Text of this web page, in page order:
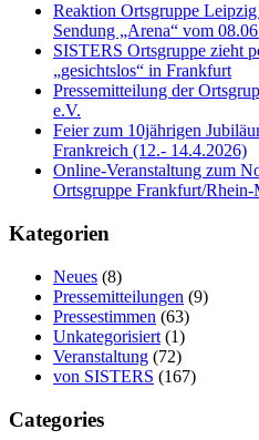
Reaktion Ortsgruppe
Sendung „Arena“ vom
SISTERS Ortsgruppe zieht
„gesichtslos“ in Frankfurt
Pressemitteilung der
e.V.
Feier zum 10jährigen
Frankreich (12.- 14.4.2026)
Online-Veranstaltung zum
Ortsgruppe Frankfurt/Rhein-
Kategorien
Neues (8)
Pressemitteilungen (9)
Pressestimmen (63)
Unkategorisiert (1)
Veranstaltung (72)
von SISTERS (167)
Categories